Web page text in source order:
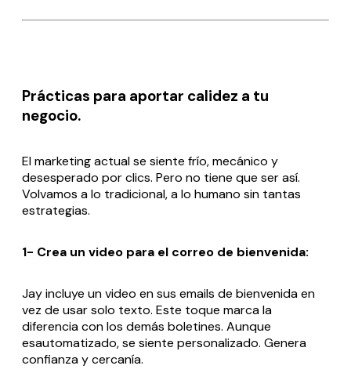
Prácticas para aportar calidez a tu
negocio.
El marketing actual se siente frío, mecánico y
desesperado por clics. Pero no tiene que ser así.
Volvamos a lo tradicional, a lo humano sin tantas
estrategias.
1- Crea un video para el correo de bienvenida:
Jay incluye un video en sus emails de bienvenida en
vez de usar solo texto. Este toque marca la
diferencia con los demás boletines. Aunque
esautomatizado, se siente personalizado. Genera
confianza y cercanía.